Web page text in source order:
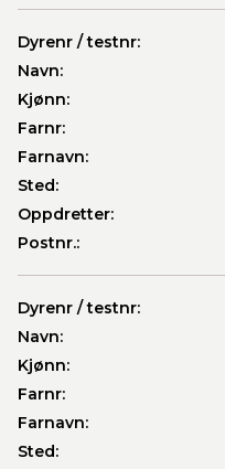
Dyrenr / testnr:
Navn:
Kjønn:
Farnr:
Farnavn:
Sted:
Oppdretter:
Postnr.:
Dyrenr / testnr:
Navn:
Kjønn:
Farnr:
Farnavn:
Sted: